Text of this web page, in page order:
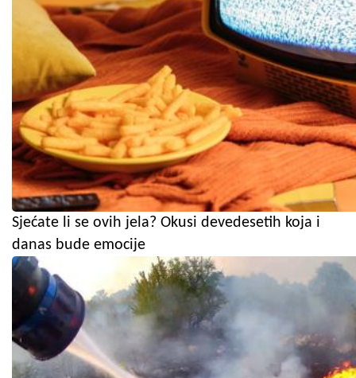
Sjećate li se ovih jela? Okusi devedesetih koja i
danas bude emocije